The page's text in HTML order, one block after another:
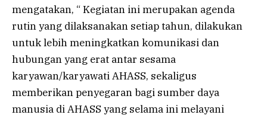
mengatakan, “ Kegiatan ini merupakan agenda
rutin yang dilaksanakan setiap tahun, dilakukan
untuk lebih meningkatkan komunikasi dan
hubungan yang erat antar sesama
karyawan/karyawati AHASS, sekaligus
memberikan penyegaran bagi sumber daya
manusia di AHASS yang selama ini melayani